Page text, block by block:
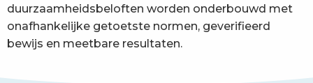
duurzaamheidsbeloften worden onderbouwd met
onafhankelijke getoetste normen, geverifieerd
bewijs en meetbare resultaten.